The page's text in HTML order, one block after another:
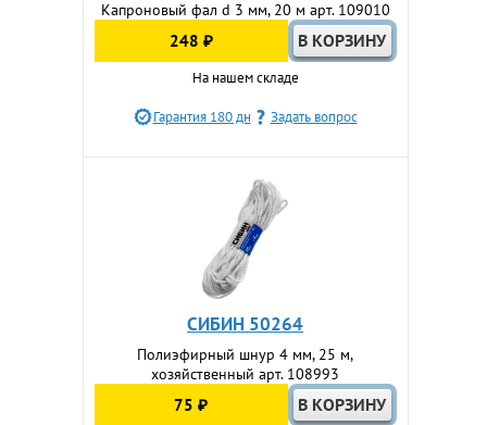
Капроновый фал d 3 мм, 20 м арт. 109010
248 ₽
На нашем складе
Гарантия 180 дн Задать вопрос
СИБИН 50264
Полиэфирный шнур 4 мм, 25 м,
хозяйственный арт. 108993
75 ₽